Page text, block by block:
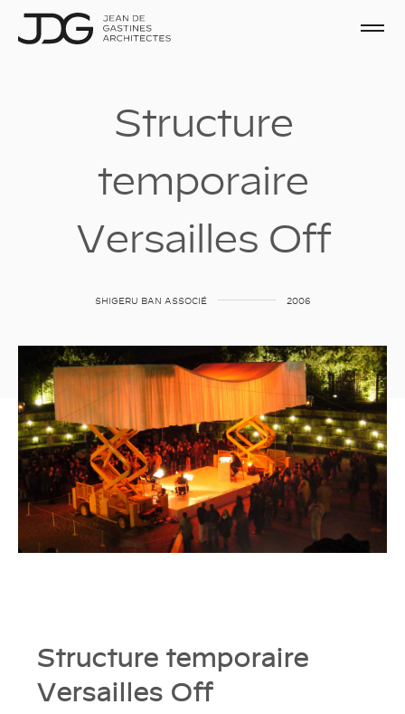
Structure
temporaire
VersaillesOff
SHIGERU BAN ASSOCIÉ 2006
Structure temporaire
Versailles Off